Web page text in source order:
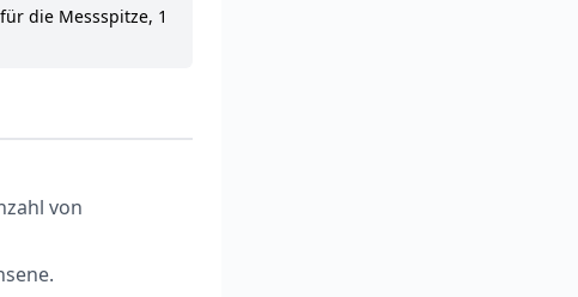
die Messspitze, 1
von